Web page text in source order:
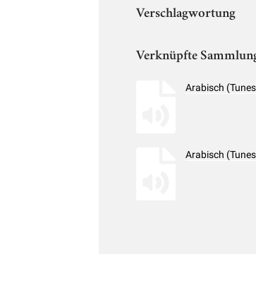
Verschlagwortung
Verknüpfte
Arabisch
Arabisch